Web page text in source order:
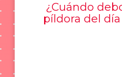
¿Cuándo
píldora del